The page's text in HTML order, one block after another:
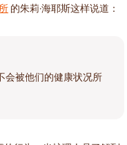
的朱莉·海耶斯这样说道：
会被他们的健康状况所